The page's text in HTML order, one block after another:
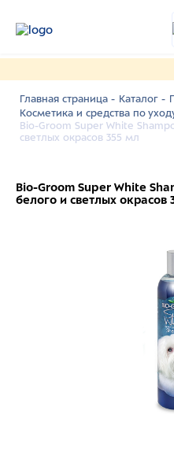
Главная страница - Каталог -
Косметика и средства по
Bio-Groom Super White
светлых окрасов 355 мл
Bio-Groom Super White
белого и светлых окрасов